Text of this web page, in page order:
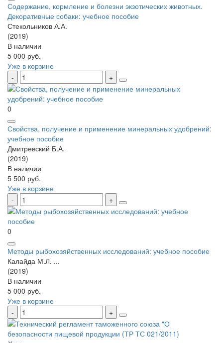
Содержание, кормление и болезни экзотических животных.
Декоративные собаки: учебное пособие
Стекольников А.А.
(2019)
В наличии
5 000 руб.
Уже в корзине
0
Свойства, получение и применение минеральных удобрений:
учебное пособие
Дмитревский Б.А.
(2019)
В наличии
5 500 руб.
Уже в корзине
0
Методы рыбохозяйственных исследований: учебное пособие
Калайда М.Л. ...
(2019)
В наличии
5 000 руб.
Уже в корзине